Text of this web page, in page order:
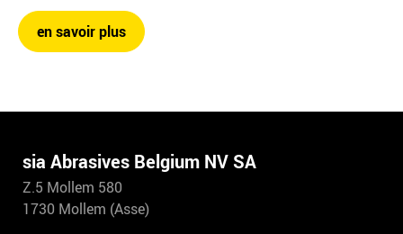
en savoir plus
sia Abrasives Belgium NV SA
Z.5 Mollem 580
1730 Mollem (Asse)